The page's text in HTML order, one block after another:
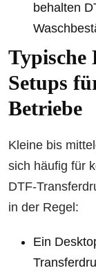
behalten
Setups
Betriebe
Kleine bis
sich häufig für
DTF-
in der Regel:
Ein